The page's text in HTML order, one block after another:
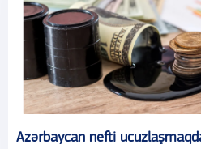
Azərbaycan nefti